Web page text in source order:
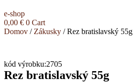
e-shop
0,00 € 0 Cart
Domov / Zákusky / Rez bratislavský 55g
kód výrobku:2705
Rez bratislavský 55g